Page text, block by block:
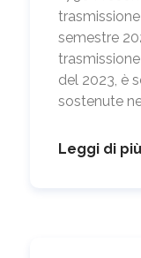
semestre
del 2023, è
sostenute
Leggi di